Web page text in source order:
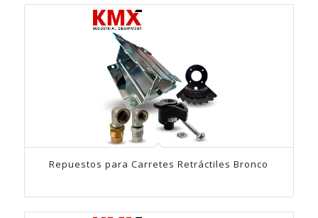
Repuestos para Carretes Retráctiles Bronco